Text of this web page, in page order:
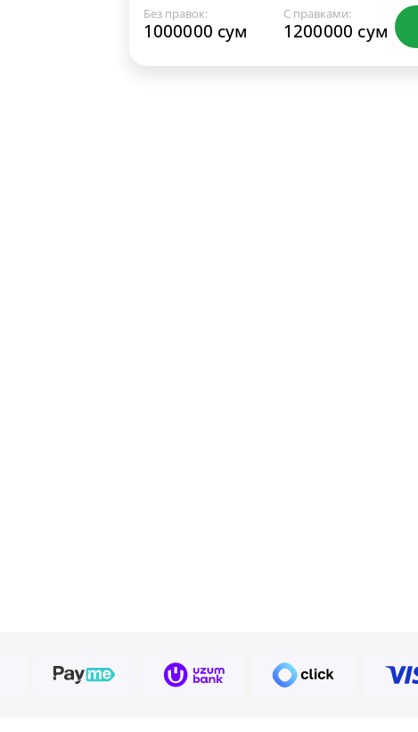
Без правок:
1000000 сум
С правками:
1200000 сум